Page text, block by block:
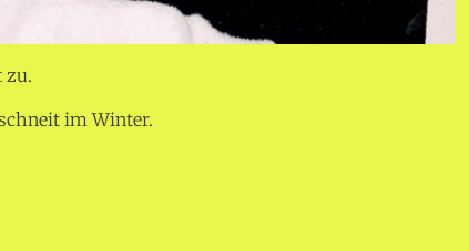
zu.
im Winter.